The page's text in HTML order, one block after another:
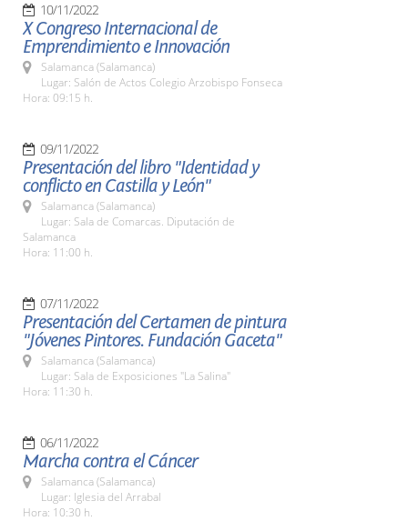
10/11/2022
X Congreso Internacional de
Emprendimiento e Innovación
Salamanca (Salamanca)
Lugar: Salón de Actos Colegio Arzobispo Fonseca
Hora: 09:15 h.
09/11/2022
Presentación del libro "Identidad y
conflicto en Castilla y León"
Salamanca (Salamanca)
Lugar: Sala de Comarcas. Diputación de
Salamanca
Hora: 11:00 h.
07/11/2022
Presentación del Certamen de pintura
"Jóvenes Pintores. Fundación Gaceta"
Salamanca (Salamanca)
Lugar: Sala de Exposiciones "La Salina"
Hora: 11:30 h.
06/11/2022
Marcha contra el Cáncer
Salamanca (Salamanca)
Lugar: Iglesia del Arrabal
Hora: 10:30 h.